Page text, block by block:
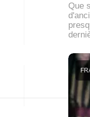
Que